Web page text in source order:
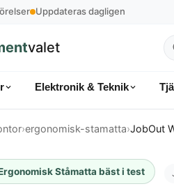
Uppdateras dagligen
valet
Elektronik & Teknik
›ergonomisk-stamatta›JobOut
Ståmatta bäst i test